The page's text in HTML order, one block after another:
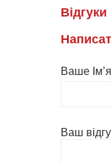
Вiдгуки
Ваше
Ваш